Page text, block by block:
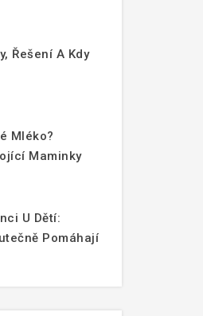
Řešení A Kdy
Mléko?
Maminky
U Dětí:
Pomáhají